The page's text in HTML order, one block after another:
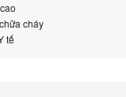
cháy
tế